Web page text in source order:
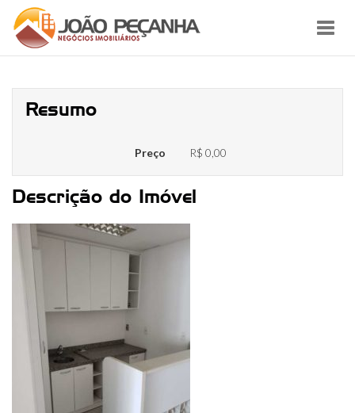
Resumo
Preço R$ 0,00
Descrição do Imóvel